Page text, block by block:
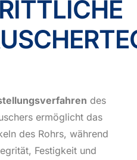
des
ermöglicht das
des Rohrs, während
Festigkeit und